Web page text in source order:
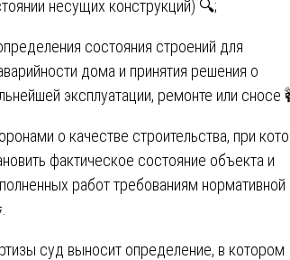
несущих конструкций) 🔍;
состояния строений для
дома и принятия решения о
эксплуатации, ремонте или сносе
о качестве строительства, при
фактическое состояние объекта и
работ требованиям нормативной
суд выносит определение, в котором